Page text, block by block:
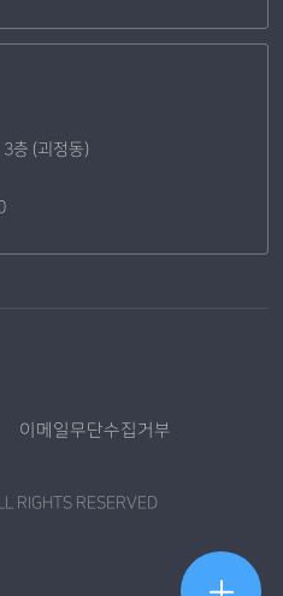
층 (괴정동)
이메일무단수집거부
RIGHTS RESERVED